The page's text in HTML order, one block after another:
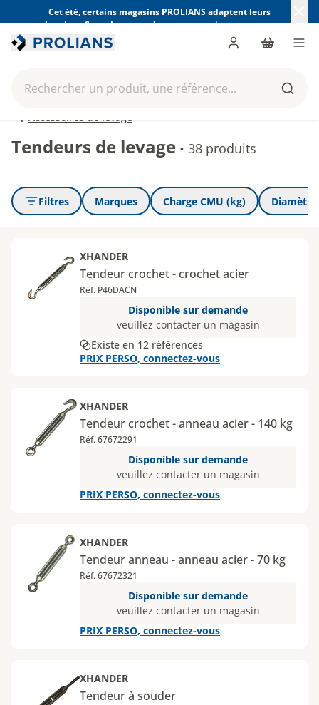
Cet été, certains magasins PROLIANS adaptent leurs
horaires. Consultez ceux de votre magasin avant votre
visite.
Rechercher un produit, une référence...
Panier
Accessoires de levage
Tendeurs de levage • 38 produits
Filtres Marques Charge CMU (kg)
XHANDER
Tendeur crochet - crochet acier
Réf. P46DACN
Disponible sur demande
veuillez contacter un magasin
Existe en 12 références
PRIX PERSO, connectez-vous
XHANDER
Tendeur crochet - anneau acier - 140 kg
Réf. 67672291
Disponible sur demande
veuillez contacter un magasin
PRIX PERSO, connectez-vous
XHANDER
Tendeur anneau - anneau acier - 70 kg
Réf. 67672321
Disponible sur demande
veuillez contacter un magasin
PRIX PERSO, connectez-vous
XHANDER
Tendeur à souder